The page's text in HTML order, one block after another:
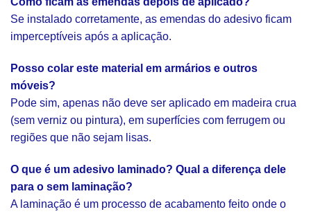
Se instalado corretamente, as emendas do adesivo ficam
imperceptíveis após a aplicação.
Posso colar este material em armários e outros
móveis?
Pode sim, apenas não deve ser aplicado em madeira crua
(sem verniz ou pintura), em superfícies com ferrugem ou
regiões que não sejam lisas.
O que é um adesivo laminado? Qual a diferença dele
para o sem laminação?
A laminação é um processo de acabamento feito onde o